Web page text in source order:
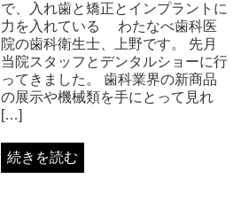
で、入れ歯と矯正とインプラントに
力を入れている わたなべ歯科医
院の歯科衛生士、上野です。 先月
当院スタッフとデンタルショーに行
ってきました。 歯科業界の新商品
の展示や機械類を手にとって見れ
[…]
続きを読む